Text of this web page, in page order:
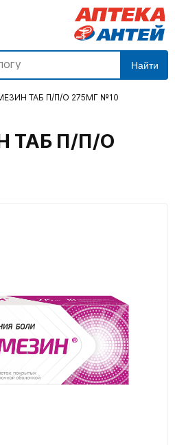
Найти
ТАБ П/П/О 275МГ №10
ТАБ П/П/О